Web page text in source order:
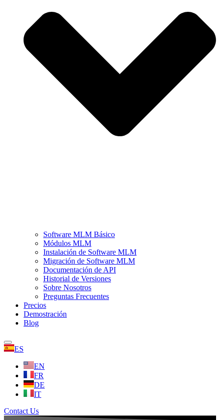
Software MLM Básico
Módulos MLM
Instalación de Software MLM
Migración de Software MLM
Documentación de API
Historial de Versiones
Sobre Nosotros
Preguntas Frecuentes
Precios
Demostración
Blog
ES
EN
FR
DE
IT
Contact Us